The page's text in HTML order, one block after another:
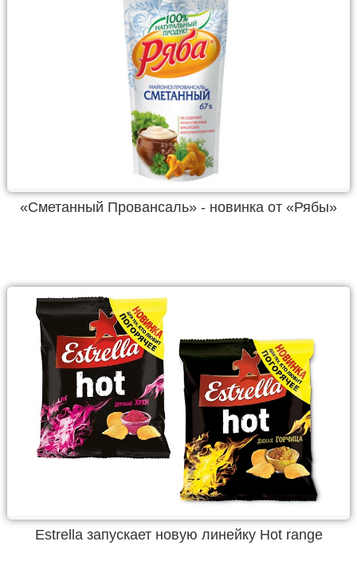
«Сметанный Провансаль» - новинка от «Рябы»
Estrella запускает новую линейку Hot range